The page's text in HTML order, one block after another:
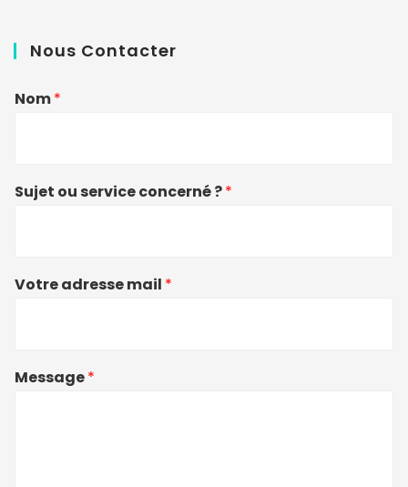
Nous Contacter
Nom*
Sujet ou service concerné ?*
Votre adresse mail *
Message*